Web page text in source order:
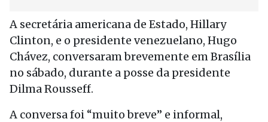
A secretária americana de Estado, Hillary
Clinton, e o presidente venezuelano, Hugo
Chávez, conversaram brevemente em Brasília
no sábado, durante a posse da presidente
Dilma Rousseff.
A conversa foi “muito breve” e informal,